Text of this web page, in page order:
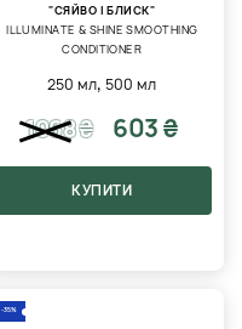
"СЯЙВО І БЛИСК"
ILLUMINATE & SHINE SMOOTHING
CONDITIONER
250 мл, 500 мл
1068₴ 603 ₴
КУПИТИ
-35%